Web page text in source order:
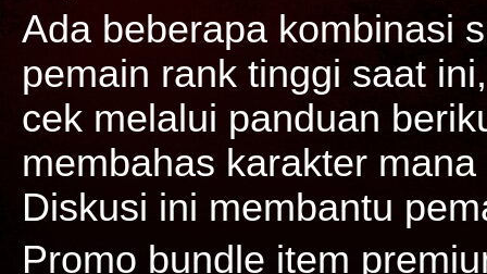
Ada beberapa kombinasi
pemain rank tinggi saat
cek melalui panduan
membahas karakter
Diskusi ini membantu
Promo bundle item